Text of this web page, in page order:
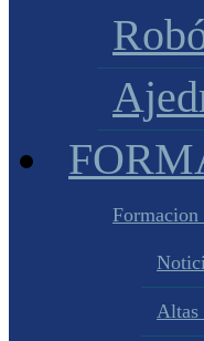
Formacion
Altas